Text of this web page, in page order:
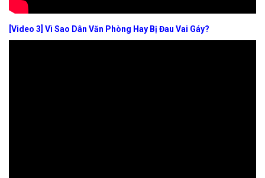
[Video 3] Vì Sao Dân Văn Phòng Hay Bị Đau Vai Gáy?